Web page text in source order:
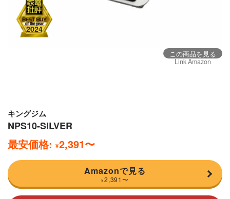
この商品を見る
Link Amazon
キングジム
NPS10-SILVER
最安価格: ¥2,391〜
Amazonで見る
¥ 2,391〜